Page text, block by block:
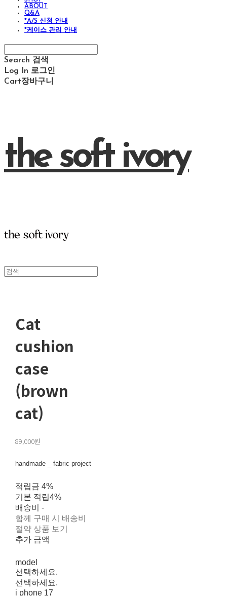
ABOUT
Q&A
*A/S 신청 안내
*케이스 관리 안내
Search 검색
Log In 로그인
Cart장바구니
the soft ivory
Cat
cushion
case
(brown
cat)
89,000원
handmade _ fabric project
적립금 4%
기본 적립4%
배송비 -
함께 구매 시 배송비
절약 상품 보기
추가 금액
model
선택하세요.
선택하세요.
i phone 17